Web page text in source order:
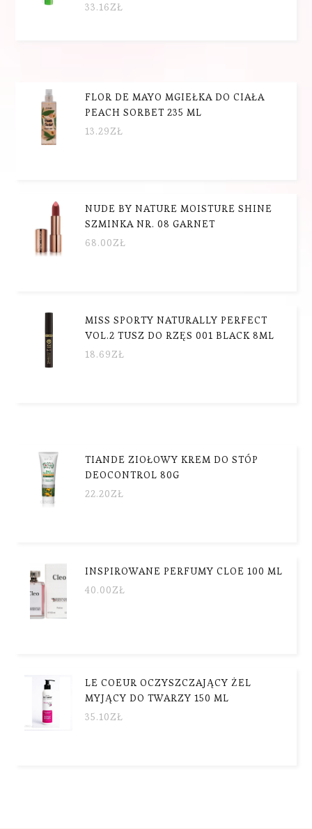
33.16ZŁ
FLOR DE MAYO MGIEŁKA DO CIAŁA
PEACH SORBET 235 ML
13.29ZŁ
NUDE BY NATURE MOISTURE SHINE
SZMINKA NR. 08 GARNET
68.00ZŁ
MISS SPORTY NATURALLY PERFECT
VOL.2 TUSZ DO RZĘS 001 BLACK 8ML
18.69ZŁ
TIANDE ZIOŁOWY KREM DO STÓP
DEOCONTROL 80G
22.20ZŁ
INSPIROWANE PERFUMY CLOE 100 ML
40.00ZŁ
LE COEUR OCZYSZCZAJĄCY ŻEL
MYJĄCY DO TWARZY 150 ML
35.10ZŁ